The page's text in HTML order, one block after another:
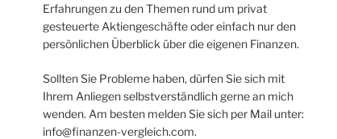
Erfahrungen zu den Themen rund um privat
gesteuerte Aktiengeschäfte oder einfach nur den
persönlichen Überblick über die eigenen Finanzen.
Sollten Sie Probleme haben, dürfen Sie sich mit
Ihrem Anliegen selbstverständlich gerne an mich
wenden. Am besten melden Sie sich per Mail unter:
info@finanzen-vergleich.com.